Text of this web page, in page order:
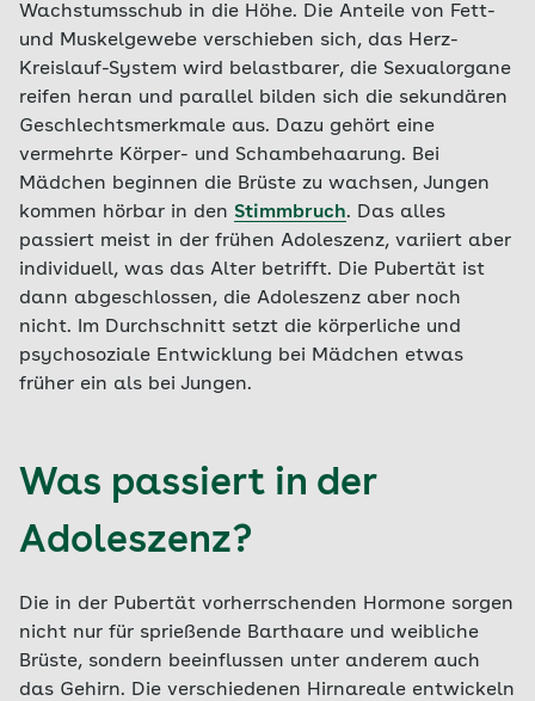
Wachstumsschub in die Höhe. Die Anteile von Fett-
und Muskelgewebe verschieben sich, das Herz-
Kreislauf-System wird belastbarer, die Sexualorgane
reifen heran und parallel bilden sich die sekundären
Geschlechtsmerkmale aus. Dazu gehört eine
vermehrte Körper- und Schambehaarung. Bei
Mädchen beginnen die Brüste zu wachsen, Jungen
kommen hörbar in den Stimmbruch. Das alles
passiert meist in der frühen Adoleszenz, variiert aber
individuell, was das Alter betrifft. Die Pubertät ist
dann abgeschlossen, die Adoleszenz aber noch
nicht. Im Durchschnitt setzt die körperliche und
psychosoziale Entwicklung bei Mädchen etwas
früher ein als bei Jungen.
Was passiert in der
Adoleszenz?
Die in der Pubertät vorherrschenden Hormone sorgen
nicht nur für sprießende Barthaare und weibliche
Brüste, sondern beeinflussen unter anderem auch
das Gehirn. Die verschiedenen Hirnareale entwickeln